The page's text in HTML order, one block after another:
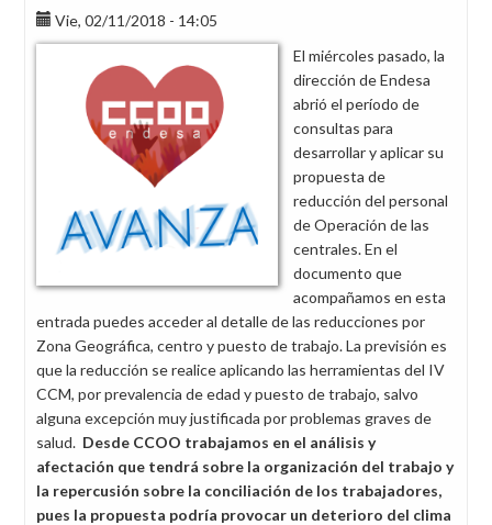
Vie, 02/11/2018 - 14:05
El miércoles pasado, la
dirección de Endesa
abrió el período de
consultas para
desarrollar y aplicar su
propuesta de
reducción del personal
de Operación de las
centrales. En el
documento que
acompañamos en esta
entrada puedes acceder al detalle de las reducciones por
Zona Geográfica, centro y puesto de trabajo. La previsión es
que la reducción se realice aplicando las herramientas del IV
CCM, por prevalencia de edad y puesto de trabajo, salvo
alguna excepción muy justificada por problemas graves de
salud. Desde CCOO trabajamos en el análisis y
afectación que tendrá sobre la organización del trabajo y
la repercusión sobre la conciliación de los trabajadores,
pues la propuesta podría provocar un deterioro del clima